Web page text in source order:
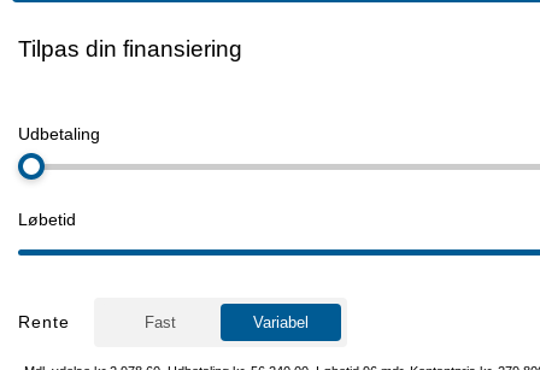
✅ Parkeringssensorer
✅ Nøglefri adgang og start
✅ 19” originale alufælge med helårsdæk
En stærk, sikker og luksuriøs elbil med god plads, høj komfort og
Hos Cars.dk kan du som kunde forvente kyndig rådgivning i